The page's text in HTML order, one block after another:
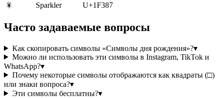
🎇
Sparkler U+1F387
Часто задаваемые вопросы
Как скопировать символы «Символы дня рождения»?▾
Можно ли использовать эти символы в Instagram, TikTok и
WhatsApp?▾
Почему некоторые символы отображаются как квадраты (□)
или знаки вопроса?▾
Эти символы бесплатны?▾